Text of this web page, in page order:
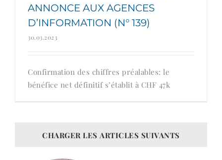
ANNONCE AUX AGENCES
D’INFORMATION (N° 139)
30.03.2023
Confirmation des chiffres préalables: le
bénéfice net définitif s’établit à CHF 47k
CHARGER LES ARTICLES SUIVANTS